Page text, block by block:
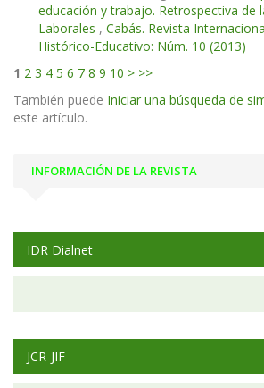
educación y trabajo. Retrospectiva de
Laborales , Cabás. Revista
Histórico-Educativo: Núm. 10 (2013)
1 2 3 4 5 6 7 8 9 10 > >>
También puede Iniciar una búsqueda de
este artículo.
INFORMACIÓN DE LA REVISTA
IDR Dialnet
JCR-JIF